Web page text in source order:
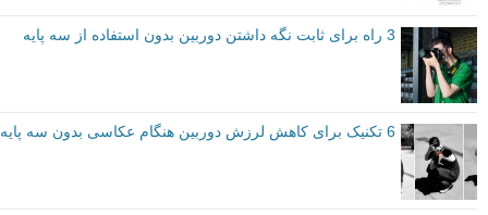
3 راه برای ثابت نگه داشتن دوربین بدون استفاده از سه پایه
6 تکنیک برای کاهش لرزش دوربین هنگام عکاسی بدون سه پایه